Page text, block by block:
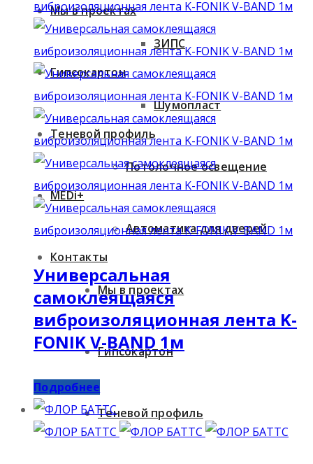
Мы в проектах
Гипсокартон
Теневой профиль
MEDi+
Контакты
ЗИПС
Шумопласт
Потолочное освещение
Автоматика для дверей
Мы в проектах
Гипсокартон
Теневой профиль
Универсальная
самоклеящаяся
виброизоляционная лента K-
FONIK V-BAND 1м
Подробнее